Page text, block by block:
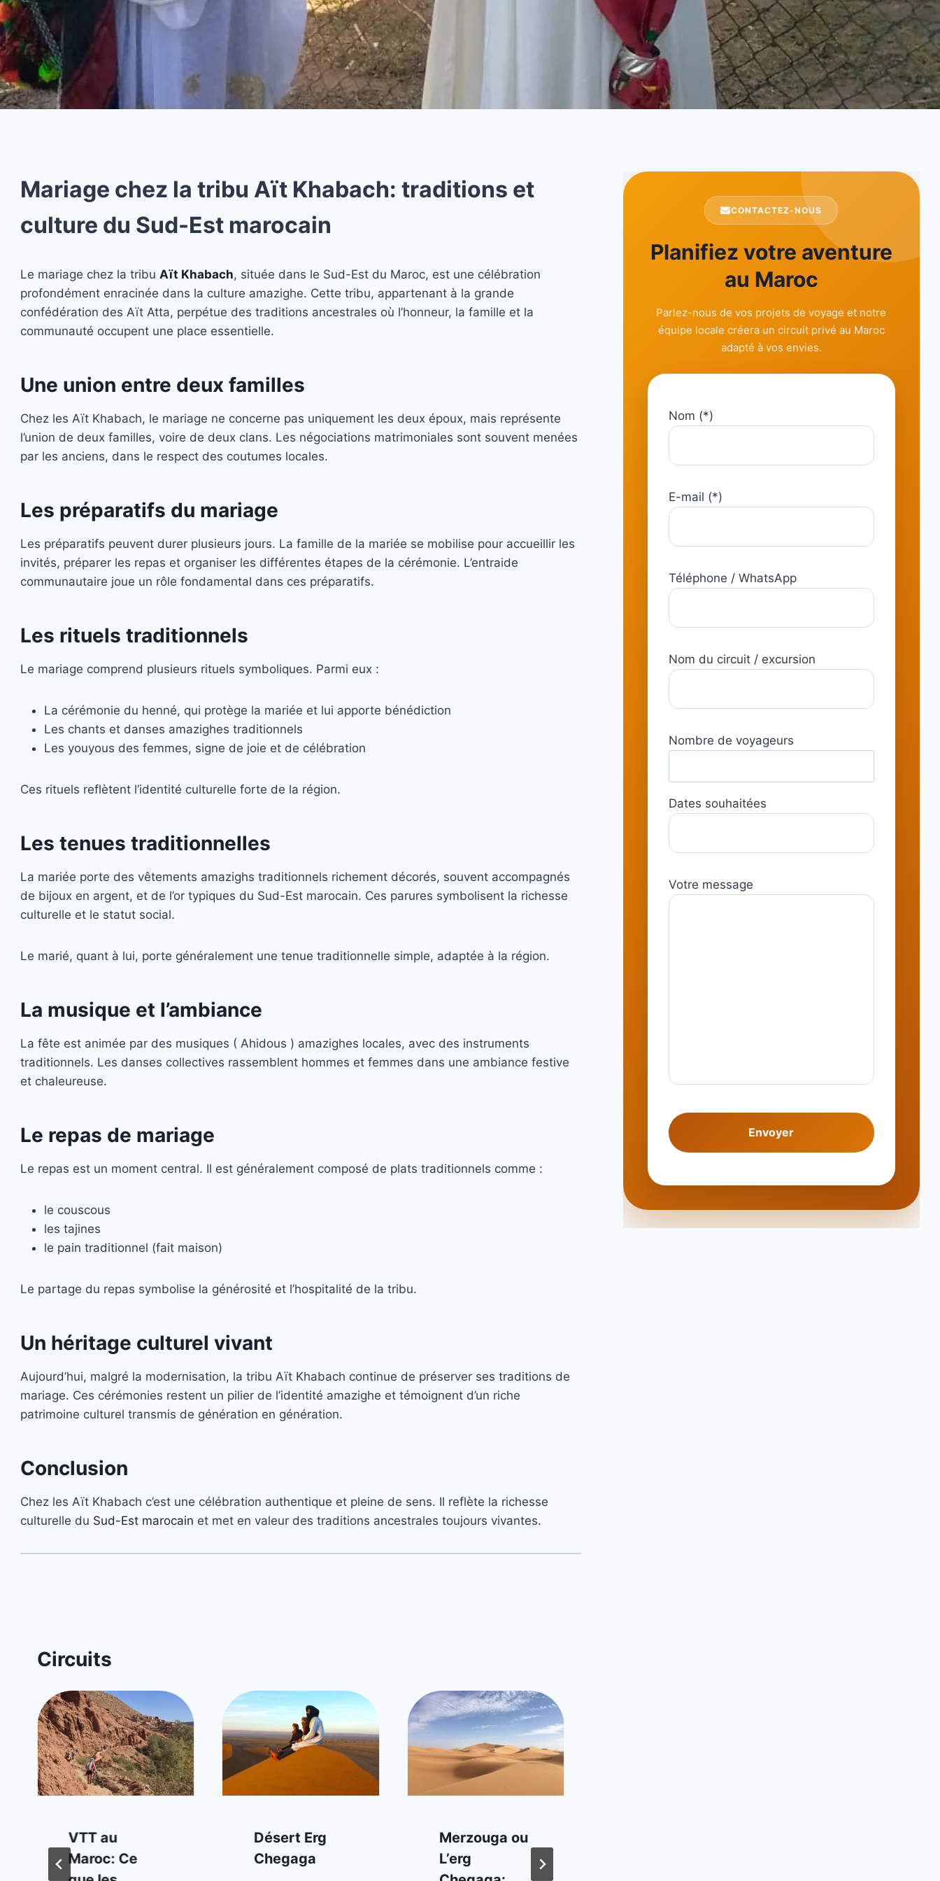
Mariage chez la tribu Aït Khabach: traditions et
culture du Sud-Est marocain
Le mariage chez la tribuAït Khabach, située dans le Sud-Est du Maroc, est une célébration
profondément enracinée dans la culture amazighe. Cette tribu, appartenant à la grande
confédération des Aït Atta, perpétue des traditions ancestrales où l’honneur, la famille et la
communauté occupent une place essentielle.
Une union entre deux familles
Chez les Aït Khabach, le mariage ne concerne pas uniquement les deux époux, mais représente
l’union de deux familles, voire de deux clans. Les négociations matrimoniales sont souvent menées
par les anciens, dans le respect des coutumes locales.
Les préparatifs du mariage
Les préparatifs peuvent durer plusieurs jours. La famille de la mariée se mobilise pour accueillir les
invités, préparer les repas et organiser les différentes étapes de la cérémonie. L’entraide
communautaire joue un rôle fondamental dans ces préparatifs.
Les rituels traditionnels
Le mariage comprend plusieurs rituels symboliques. Parmi eux :
La cérémonie du henné, qui protège la mariée et lui apporte bénédiction
Les chants et danses amazighes traditionnels
Les youyous des femmes, signe de joie et de célébration
Ces rituels reflètent l’identité culturelle forte de la région.
Les tenues traditionnelles
La mariée porte des vêtements amazighs traditionnels richement décorés, souvent accompagnés
de bijoux en argent, et de l’or typiques du Sud-Est marocain. Ces parures symbolisent la richesse
culturelle et le statut social.
Le marié, quant à lui, porte généralement une tenue traditionnelle simple, adaptée à la région.
La musique et l’ambiance
La fête est animée par des musiques ( Ahidous ) amazighes locales, avec des instruments
traditionnels. Les danses collectives rassemblent hommes et femmes dans une ambiance festive
et chaleureuse.
Le repas de mariage
Le repas est un moment central. Il est généralement composé de plats traditionnels comme :
le couscous
les tajines
le pain traditionnel (fait maison)
Le partage du repas symbolise la générosité et l’hospitalité de la tribu.
Un héritage culturel vivant
Aujourd’hui, malgré la modernisation, la tribu Aït Khabach continue de préserver ses traditions de
mariage. Ces cérémonies restent un pilier de l’identité amazighe et témoignent d’un riche
patrimoine culturel transmis de génération en génération.
Conclusion
Chez les Aït Khabach c’est une célébration authentique et pleine de sens. Il reflète la richesse
culturelle du Sud-Est marocain et met en valeur des traditions ancestrales toujours vivantes.
Circuits
VTT au
Maroc: Ce
Désert Erg
Chegaga
Merzouga ou
L’erg
CONTACTEZ-NOUS
Planifiez votre aventure
au Maroc
Parlez-nous de vos projets de voyage et notre
équipe locale créera un circuit privé au Maroc
adapté à vos envies.
Nom (*)
E-mail (*)
Téléphone / WhatsApp
Nom du circuit / excursion
Nombre de voyageurs
Dates souhaitées
Votre message